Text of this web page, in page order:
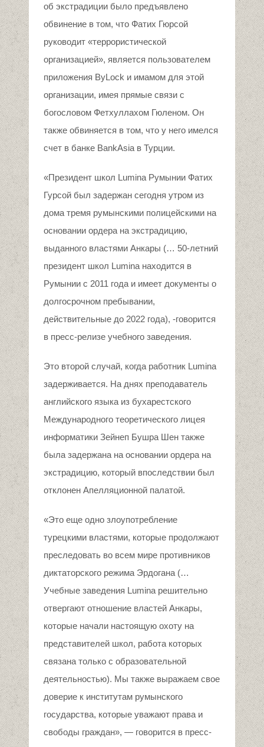
об экстрадиции было предъявлено
обвинение в том, что Фатих Гюрсой
руководит «террористической
организацией», является пользователем
приложения ByLock и имамом для этой
организации, имея прямые связи с
богословом Фетхуллахом Гюленом. Он
также обвиняется в том, что у него имелся
счет в банке BankAsia в Турции.
«Президент школ Lumina Румынии Фатих
Гурсой был задержан сегодня утром из
дома тремя румынскими полицейскими на
основании ордера на экстрадицию,
выданного властями Анкары (… 50-летний
президент школ Lumina находится в
Румынии с 2011 года и имеет документы о
долгосрочном пребывании,
действительные до 2022 года), -говорится
в пресс-релизе учебного заведения.
Это второй случай, когда работник Lumina
задерживается. На днях преподаватель
английского языка из бухарестского
Международного теоретического лицея
информатики Зейнеп Бушра Шен также
была задержана на основании ордера на
экстрадицию, который впоследствии был
отклонен Апелляционной палатой.
«Это еще одно злоупотребление
турецкими властями, которые продолжают
преследовать во всем мире противников
диктаторского режима Эрдогана (…
Учебные заведения Lumina решительно
отвергают отношение властей Анкары,
которые начали настоящую охоту на
представителей школ, работа которых
связана только с образовательной
деятельностью). Мы также выражаем свое
доверие к институтам румынского
государства, которые уважают права и
свободы граждан», — говорится в пресс-